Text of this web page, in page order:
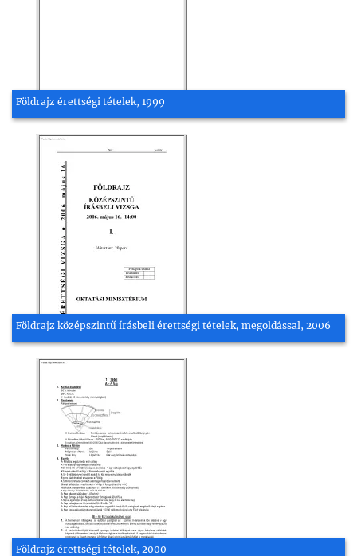
Földrajz érettségi tételek, 1999
Földrajz középszintű írásbeli érettségi tételek, megoldással, 2006
Földrajz érettségi tételek, 2000